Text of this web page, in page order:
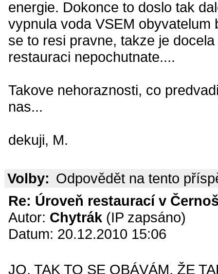
energie. Dokonce to doslo tak
vypnula voda VSEM
se to resi pravne, takze je
restauraci nepochutnate....
Takove nehoraznosti, co
nas...
dekuji, M.
Volby: Odpovědět na tento
Re: Úroveň restaurací v
Autor: Chytrák (IP zapsáno)
Datum: 20.12.2010 15:06
JO, TAK TO SE OBÁVÁM, ŽE